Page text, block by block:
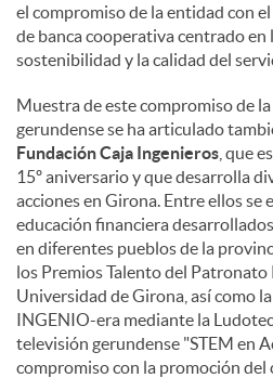
el compromiso de la entidad con
de banca cooperativa centrado en
sostenibilidad y la calidad del
Muestra de este compromiso de
gerundense se ha articulado
Fundación Caja Ingenieros , que
15º aniversario y que desarrolla
acciones en Girona. Entre ellos se
educación financiera
en diferentes pueblos de la
los Premios Talento del Patronato
Universidad de Girona, así como
INGENIO-era mediante la
televisión gerundense "STEM en
compromiso con la promoción